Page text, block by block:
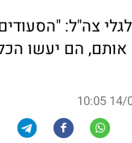
צה"ל:
הם יעשו
14/